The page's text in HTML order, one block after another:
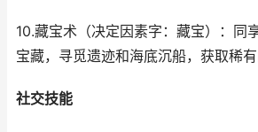
10.藏宝术（决定因素字：藏宝）：同
宝藏，寻觅遗迹和海底沉船，获取稀有
社交技能